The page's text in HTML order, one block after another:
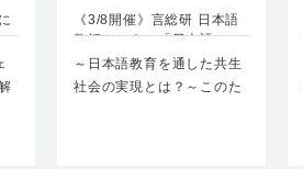
…
《3/8開催》言総研 日本語
教師セミナー「日本語…
～日本語教育を通した共生
社会の実現とは？～このた